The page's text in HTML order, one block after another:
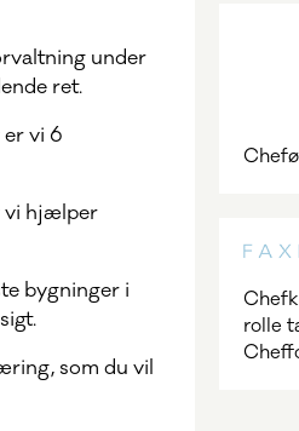
under
ret.
vi 6
vi hjælper
bygninger i
som du vil
rolle